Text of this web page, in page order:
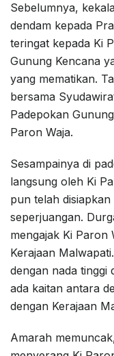
Sebelumnya,
dendam kepada
teringat kepada Ki
Gunung Kencana
yang mematikan.
bersama
Padepokan
Paron Waja.
Sesampainya di
langsung oleh Ki
pun telah
seperjuangan.
mengajak Ki Paron
Kerajaan
dengan nada tinggi
ada kaitan antara
dengan Kerajaan
Amarah